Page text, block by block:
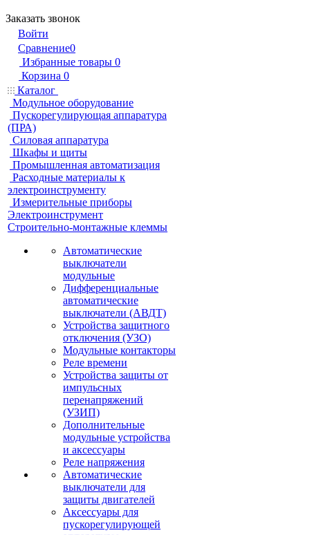
Заказать звонок
Войти
Сравнение0
Избранные товары 0
Корзина 0
Каталог
Модульное оборудование
Пускорегулирующая аппаратура
(ПРА)
Силовая аппаратура
Шкафы и щиты
Промышленная автоматизация
Расходные материалы к
электроинструменту
Измерительные приборы
Электроинструмент
Строительно-монтажные клеммы
Автоматические
выключатели
модульные
Дифференциальные
автоматические
выключатели (АВДТ)
Устройства защитного
отключения (УЗО)
Модульные контакторы
Реле времени
Устройства защиты от
импульсных
перенапряжений
(УЗИП)
Дополнительные
модульные устройства
и аксессуары
Реле напряжения
Автоматические
выключатели для
защиты двигателей
Аксессуары для
пускорегулирующей